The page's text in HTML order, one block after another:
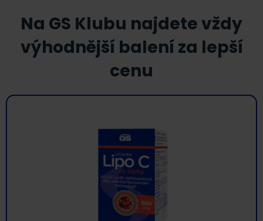
Na GS Klubu najdete vždy
výhodnější balení za lepší
cenu